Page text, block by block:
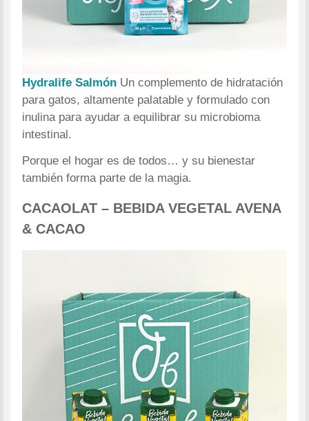
Hydralife Salmón Un complemento de hidratación
para gatos, altamente palatable y formulado con
inulina para ayudar a equilibrar su microbioma
intestinal.
Porque el hogar es de todos… y su bienestar
también forma parte de la magia.
CACAOLAT – BEBIDA VEGETAL AVENA
& CACAO